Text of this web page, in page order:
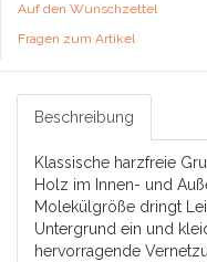
Auf den Wunschzettel
Fragen zum Artikel
Beschreibung
Klassische harzfreie
Holz im Innen- und
Molekülgröße dringt
Untergrund ein und
hervorragende